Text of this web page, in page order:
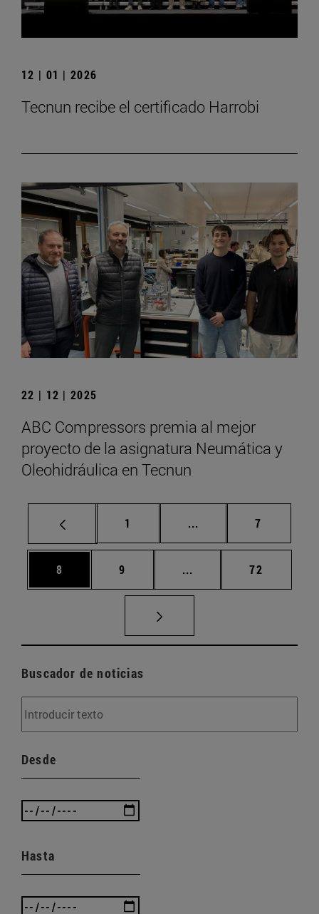
12 | 01 | 2026
Tecnun recibe el certificado Harrobi
22 | 12 | 2025
ABC Compressors premia al mejor
proyecto de la asignatura Neumática y
Oleohidráulica en Tecnun
Página
1 ... Páginas intermedias
Página
7
Página
8 Página
9 ... Páginas intermedias
Página
72
Buscador de noticias
Desde
Hasta